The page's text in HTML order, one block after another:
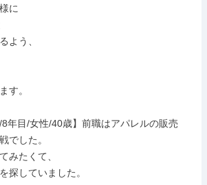
に
よう、
す。
8年目/女性/40歳】前職はアパレルの販売
でした。
みたくて、
探していました。